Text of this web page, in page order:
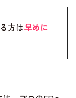
方は早めに